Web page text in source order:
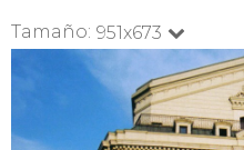
Tamaño: 951x673 